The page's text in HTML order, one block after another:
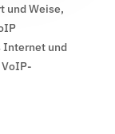
und Weise,
Internet und